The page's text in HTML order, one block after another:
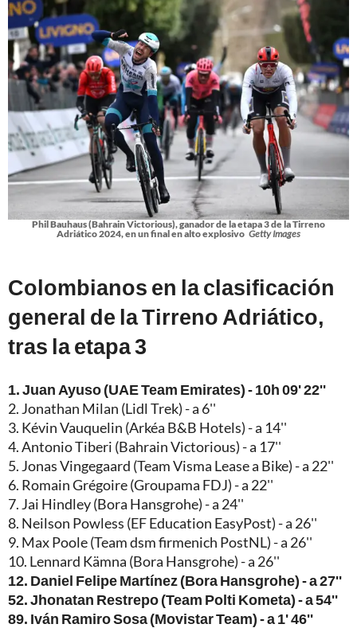
Phil Bauhaus (Bahrain Victorious), ganador de la etapa 3 de la Tirreno
Adriático 2024, en un final en alto explosivo Getty Images
Colombianos en la clasificación
general de la Tirreno Adriático,
tras la etapa 3
1. Juan Ayuso (UAE Team Emirates) - 10h 09' 22''
2. Jonathan Milan (Lidl Trek) - a 6''
3. Kévin Vauquelin (Arkéa B&B Hotels) - a 14''
4. Antonio Tiberi (Bahrain Victorious) - a 17''
5. Jonas Vingegaard (Team Visma Lease a Bike) - a 22''
6. Romain Grégoire (Groupama FDJ) - a 22''
7. Jai Hindley (Bora Hansgrohe) - a 24''
8. Neilson Powless (EF Education EasyPost) - a 26''
9. Max Poole (Team dsm firmenich PostNL) - a 26''
10. Lennard Kämna (Bora Hansgrohe) - a 26''
12. Daniel Felipe Martínez (Bora Hansgrohe) - a 27''
52. Jhonatan Restrepo (Team Polti Kometa) - a 54''
89. Iván Ramiro Sosa (Movistar Team) - a 1' 46''